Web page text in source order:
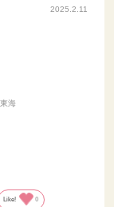
2025.2.11
東海
Like! 0